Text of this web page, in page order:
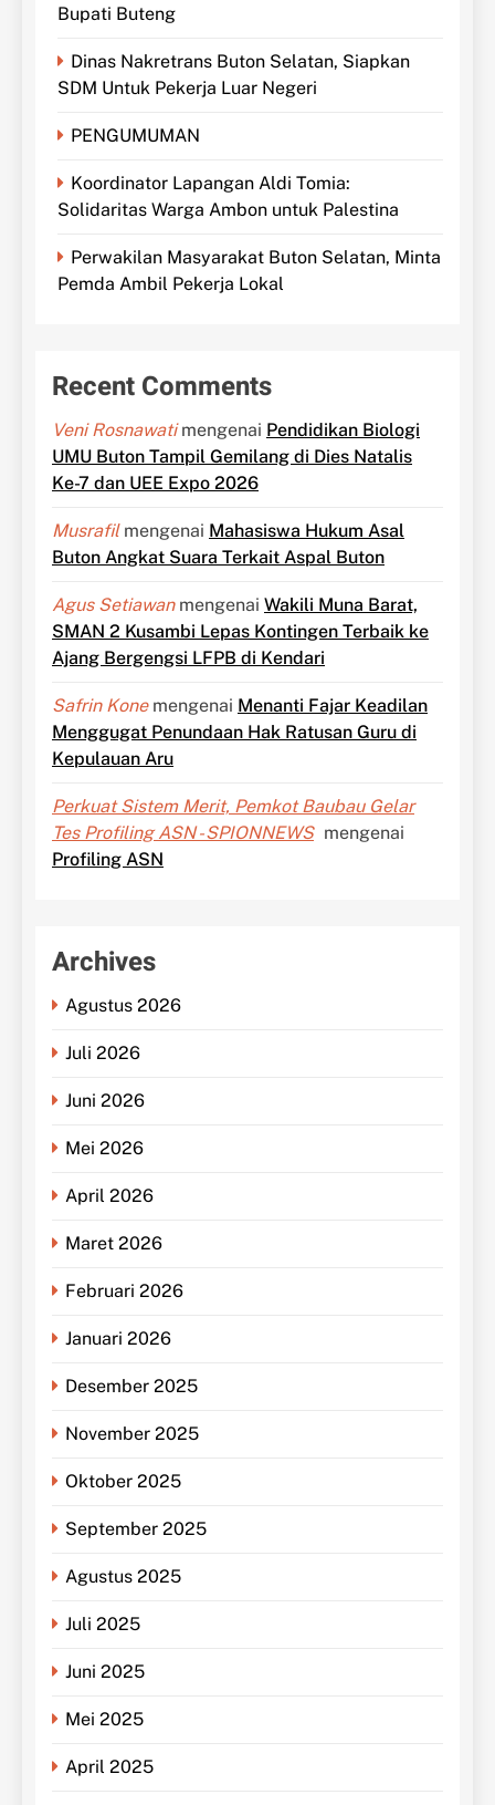
Bupati Buteng
Dinas Nakretrans Buton Selatan, Siapkan
SDM Untuk Pekerja Luar Negeri
PENGUMUMAN
Koordinator Lapangan Aldi Tomia:
Solidaritas Warga Ambon untuk Palestina
Perwakilan Masyarakat Buton Selatan, Minta
Pemda Ambil Pekerja Lokal
Recent Comments
Veni Rosnawatimengenai Pendidikan Biologi
UMU Buton Tampil Gemilang di Dies Natalis
Ke-7 dan UEE Expo 2026
Musrafilmengenai Mahasiswa Hukum Asal
Buton Angkat Suara Terkait Aspal Buton
Agus Setiawanmengenai Wakili Muna Barat,
SMAN 2 Kusambi Lepas Kontingen Terbaik ke
Ajang Bergengsi LFPB di Kendari
Safrin Konemengenai Menanti Fajar Keadilan
Menggugat Penundaan Hak Ratusan Guru di
Kepulauan Aru
Perkuat Sistem Merit, Pemkot Baubau Gelar
Tes Profiling ASN - SPIONNEWS mengenai
Profiling ASN
Archives
Agustus 2026
Juli 2026
Juni 2026
Mei 2026
April 2026
Maret 2026
Februari 2026
Januari 2026
Desember 2025
November 2025
Oktober 2025
September 2025
Agustus 2025
Juli 2025
Juni 2025
Mei 2025
April 2025